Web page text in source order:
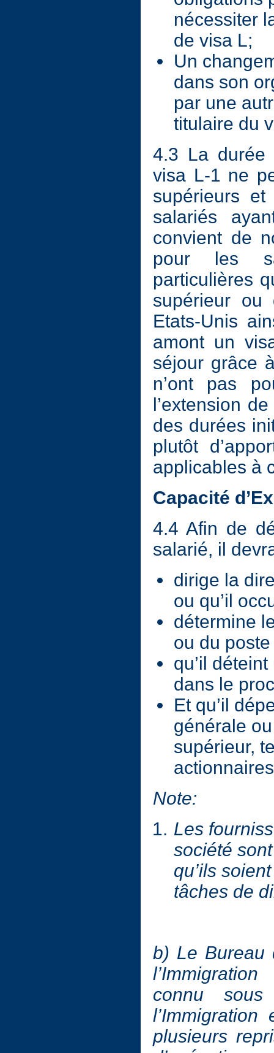
nécessiter
de visa L;
Un
dans son
par une
titulaire du
4.3 La durée
visa L-1 ne
supérieurs
salariés
convient de
pour les
particulières
supérieur ou
Etats-Unis
amont un
séjour grâce
n’ont pas
l’extension
des durées
plutôt
applicables à
Capacité
4.4 Afin de
salarié, il
dirige la
ou qu’il
détermine
ou du poste
qu’il
dans le
Et qu’il
générale
supérieur,
Note:
Les
société
qu’ils
tâches de
b) Le Bureau
connu
plusieurs